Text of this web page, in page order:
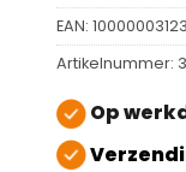
EAN:
Artikelnummer:
Op